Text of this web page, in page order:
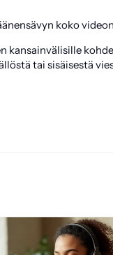
koko
kansainvälisille
tai sisäisestä